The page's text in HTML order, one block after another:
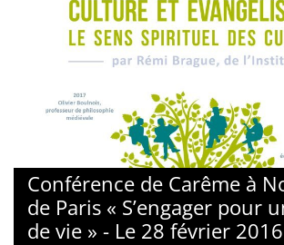
Conférence de Carême à
de Paris « S’engager pour
de vie » - Le 28 février 2016